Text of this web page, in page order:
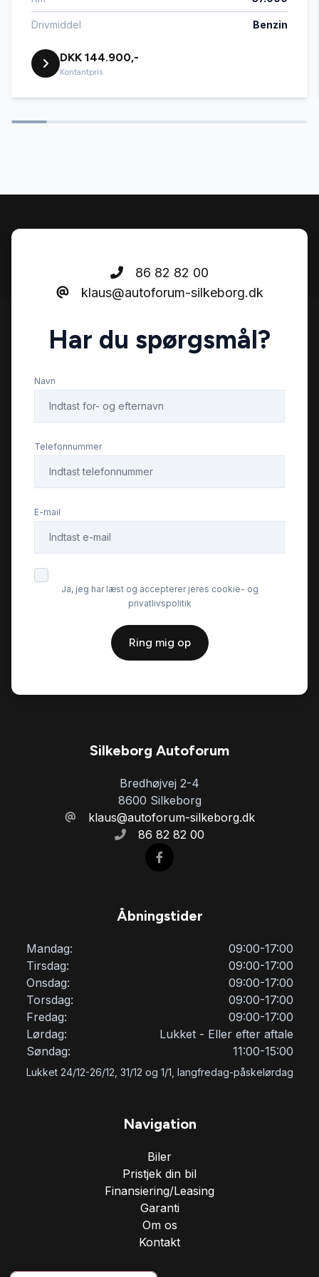
Kamera 360 grader
LED kørelys
Tågelygter
USB tilslutning
Xenonlygter
Drivmiddel Benzin
DKK 144.900,-
Kontantpris
86 82 82 00
klaus@autoforum-silkeborg.dk
Har du spørgsmål?
Navn
Telefonnummer
E-mail
Ja, jeg har læst og accepterer jeres cookie- og
privatlivspolitik
Ring mig op
Silkeborg Autoforum
Bredhøjvej 2-4
8600 Silkeborg
klaus@autoforum-silkeborg.dk
86 82 82 00
Åbningstider
Mandag:
09:00-17:00
Tirsdag:
09:00-17:00
Onsdag:
09:00-17:00
Torsdag:
09:00-17:00
Fredag:
09:00-17:00
Lørdag:
Lukket - Eller efter aftale
Søndag:
11:00-15:00
Lukket 24/12-26/12, 31/12 og 1/1, langfredag-påskelørdag
Navigation
Biler
Pristjek din bil
Finansiering/Leasing
Garanti
Om os
Kontakt